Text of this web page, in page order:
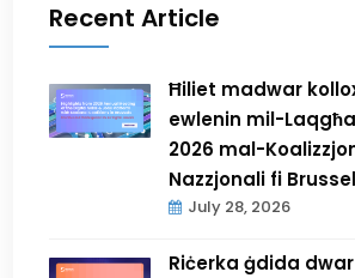
Recent Article
Ħiliet madwar
ewlenin mil-
2026 mal-
Nazzjonali fi
July 28, 2026
Riċerka ġdida dwar